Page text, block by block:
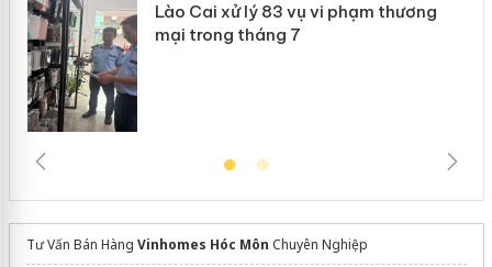
Lào Cai xử lý 83 vụ vi phạm thương
mại trong tháng 7
Tư Vấn Bán Hàng Vinhomes Hóc Môn Chuyên Nghiệp